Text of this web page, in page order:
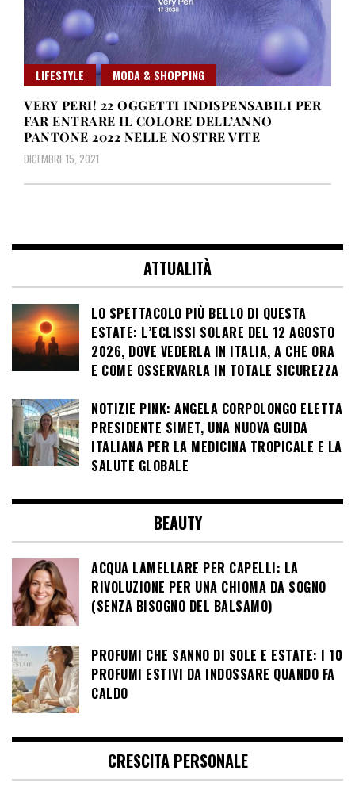
LIFESTYLE
MODA & SHOPPING
VERY PERI! 22 OGGETTI INDISPENSABILI PER
FAR ENTRARE IL COLORE DELL’ANNO
PANTONE 2022 NELLE NOSTRE VITE
DICEMBRE 15, 2021
ATTUALITÀ
LO SPETTACOLO PIÙ BELLO DI QUESTA
ESTATE: L’ECLISSI SOLARE DEL 12 AGOSTO
2026, DOVE VEDERLA IN ITALIA, A CHE ORA
E COME OSSERVARLA IN TOTALE SICUREZZA
NOTIZIE PINK: ANGELA CORPOLONGO ELETTA
PRESIDENTE SIMET, UNA NUOVA GUIDA
ITALIANA PER LA MEDICINA TROPICALE E LA
SALUTE GLOBALE
BEAUTY
ACQUA LAMELLARE PER CAPELLI: LA
RIVOLUZIONE PER UNA CHIOMA DA SOGNO
(SENZA BISOGNO DEL BALSAMO)
PROFUMI CHE SANNO DI SOLE E ESTATE: I 10
PROFUMI ESTIVI DA INDOSSARE QUANDO FA
CALDO
CRESCITA PERSONALE